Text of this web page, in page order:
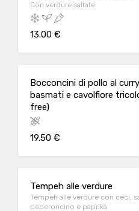
Con verdure saltate
13.00 €
Bocconcini di pollo al
basmati e cavolfiore
free)
19.50 €
Tempeh alle verdure
Tempeh alle verdure con ceci,
peperoncino e paprika